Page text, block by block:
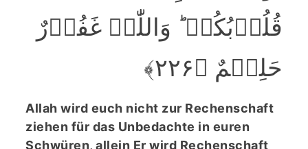
قُلُوۡبُکُمۡ ؕ وَاللّٰہُ غَفُوۡرٌ
حَلِیۡمٌ ﴿۲۲۶﴾
Allah wird euch nicht zur Rechenschaft
ziehen für das Unbedachte in euren
Schwüren, allein Er wird Rechenschaft